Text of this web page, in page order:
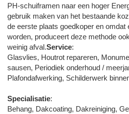
PH-schuiframen naar een hoger
gebruik maken van het bestaande
de eerste plaats goedkoper en omdat
worden, produceert deze methode
weinig afval.Service:
Glasvlies, Houtrot repareren,
sausen, Periodiek onderhoud /
Plafondafwerking, Schilderwerk
Specialisatie:
Behang, Dakcoating, Dakreiniging,